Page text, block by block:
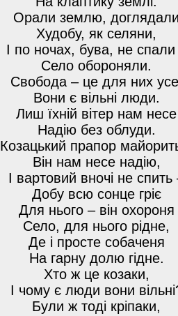
Орали землю,
Худобу, як селяни,
І по ночах, бува, не
Село обороняли.
Свобода – це для них
Вони є вільні люди.
Лиш їхній вітер нам несе
Надію без облуди.
Козацький прапор
Він нам несе надію,
І вартовий вночі не спить
Добу всю сонце гріє
Для нього – він охороня
Село, для нього рідне,
Де і просте собаченя
На гарну долю гідне.
Хто ж це козаки,
І чому є люди вони
Були ж тоді кріпаки,